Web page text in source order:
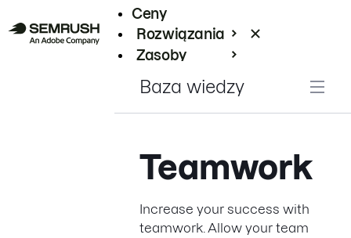
Ceny
Rozwiązania
Zasoby
Baza wiedzy
Teamwork
Increase your success with
teamwork. Allow your team